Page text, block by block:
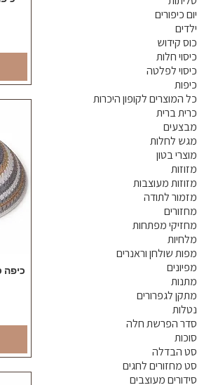
יום כיפורים
ילדים
כוס קידוש
כיסוי חלות
כיסוי לפלטה
כיפות
כל המוצרים לקופון היכרות
כרית ברית
מבצעים
מגש לחלות
מוצרי בטון
מזוזות
מזוזות מעוצבות
מזמור לתודה
מחזורים
מחזיקי מפתחות
מלחיות
מפות שולחן וראנרים
מפיונים
מתנות
מתקן לגפרורים
נטלות
סדר הפרשת חלה
סוכות
סט הבדלה
סט מחזורים לחגים
סידורים מעוצבים